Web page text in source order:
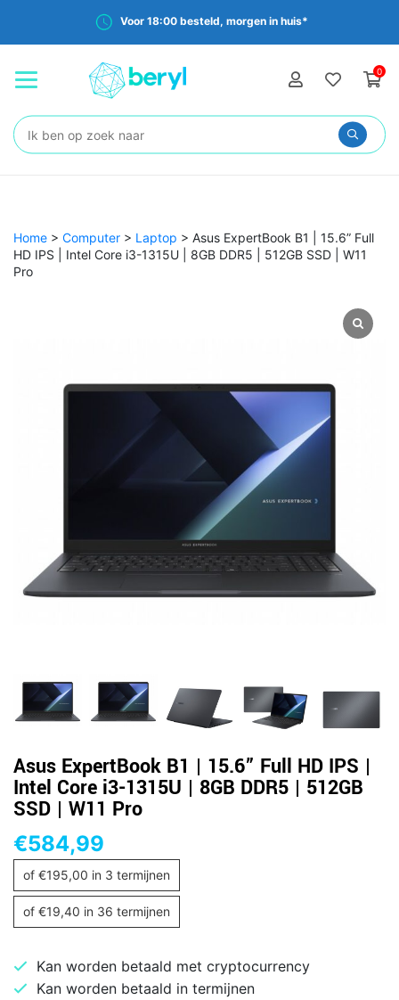
Voor 18:00 besteld, morgen in huis*
0
Zoeken:
Home > Computer > Laptop > Asus ExpertBook B1 | 15.6” Full
HD IPS | Intel Core i3-1315U | 8GB DDR5 | 512GB SSD | W11
Pro
Asus ExpertBook B1 | 15.6” Full HD IPS |
Intel Core i3-1315U | 8GB DDR5 | 512GB
SSD | W11 Pro
€584,99
of €195,00 in 3 termijnen
of €19,40 in 36 termijnen
Kan worden betaald met cryptocurrency
Kan worden betaald in termijnen